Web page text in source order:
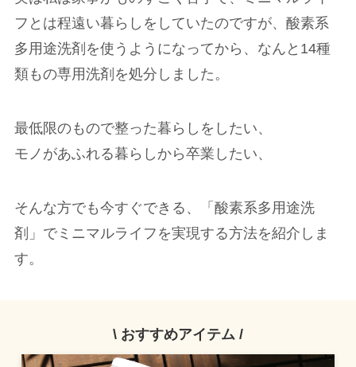
フとは程遠い暮らしをしていたのですが、酸素系
多用途洗剤を使うようになってから、なんと14種
類もの専用洗剤を処分しました。
最低限のもので整った暮らしをしたい、
モノがあふれる暮らしから卒業したい、
そんな方でも今すぐできる、「酸素系多用途洗
剤」でミニマルライフを実現する方法を紹介しま
す。
\ おすすめアイテム /